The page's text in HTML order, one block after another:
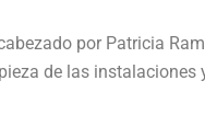
por Patricia
de las instalaciones